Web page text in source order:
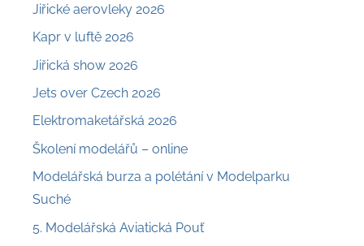
Jiřické aerovleky 2026
Kapr v luftě 2026
Jiřická show 2026
Jets over Czech 2026
Elektromaketářská 2026
Školení modelářů – online
Modelářská burza a polétání v Modelparku
Suché
5. Modelářská Aviatická Pouť